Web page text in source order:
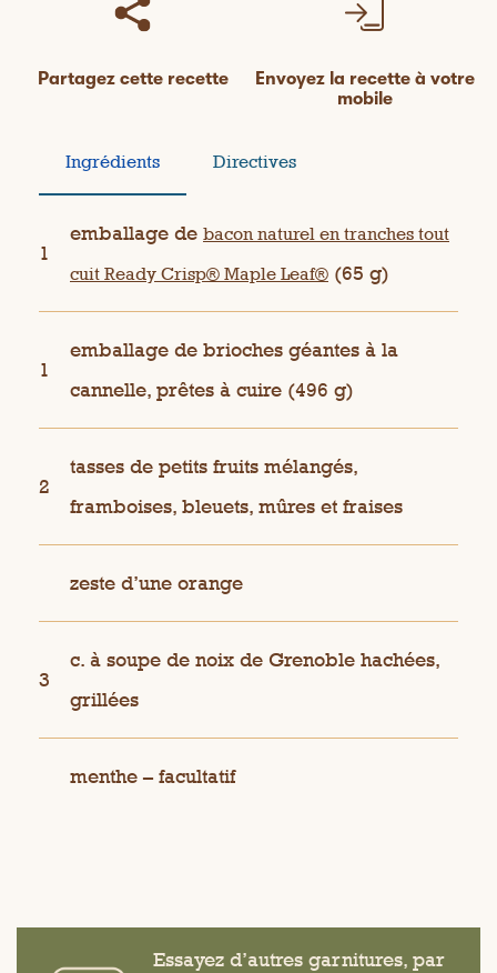
Partagez cette recette
Envoyez la recette à votre
mobile
Ingrédients Directives
1
emballage de bacon naturel en tranches tout
cuit Ready Crisp® Maple Leaf® (65 g)
1
emballage de brioches géantes à la
cannelle, prêtes à cuire (496 g)
2
tasses de petits fruits mélangés,
framboises, bleuets, mûres et fraises
zeste d’une orange
3
c. à soupe de noix de Grenoble hachées,
grillées
menthe – facultatif
Essayez d’autres garnitures, par